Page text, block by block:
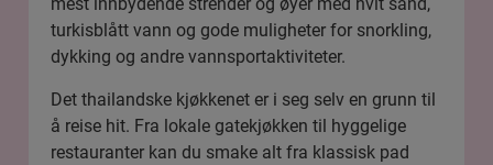
turkisblått vann og gode muligheter for snorkling,
dykking og andre vannsportaktiviteter.
Det thailandske kjøkkenet er i seg selv en grunn til
å reise hit. Fra lokale gatekjøkken til hyggelige
restauranter kan du smake alt fra klassisk pad